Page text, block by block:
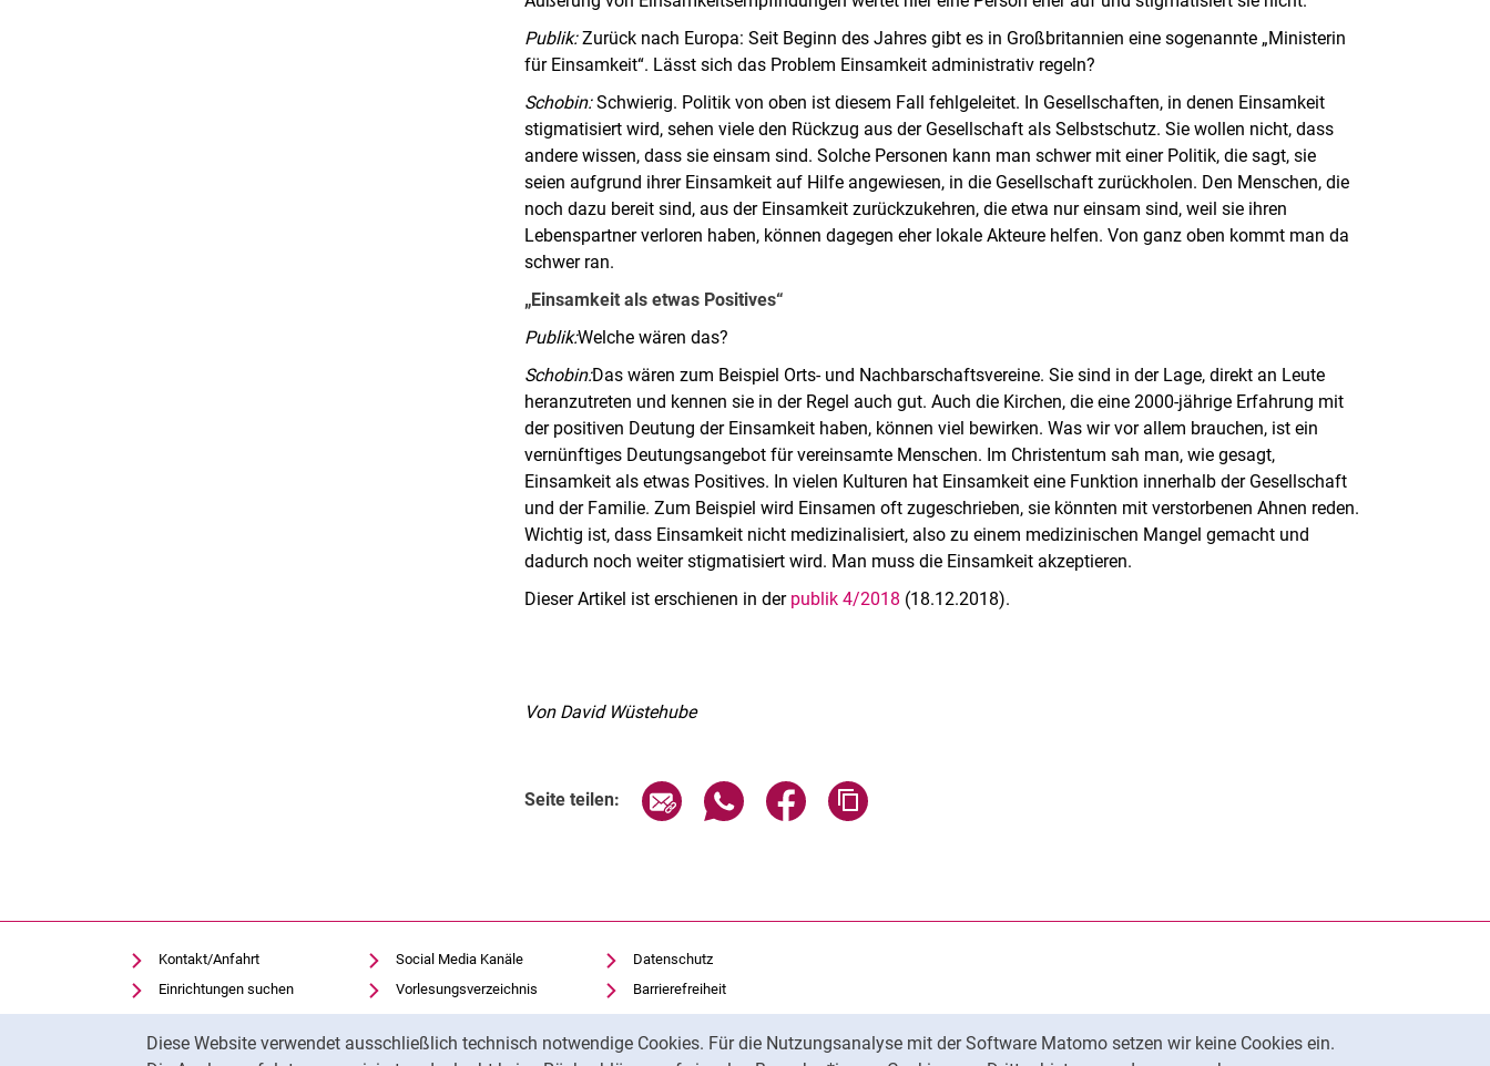
Diese Website verwendet ausschließlich technisch notwendige Cookies. Für die Nutzungsanalyse mit der Software Matomo setzen wir keine Cookies ein.
Publik:Zurück nach Europa: Seit Beginn des Jahres gibt es in Großbritannien eine sogenannte „Ministerin
für Einsamkeit“. Lässt sich das Problem Einsamkeit administrativ regeln?
Schobin:Schwierig. Politik von oben ist diesem Fall fehlgeleitet. In Gesellschaften, in denen Einsamkeit
stigmatisiert wird, sehen viele den Rückzug aus der Gesellschaft als Selbstschutz. Sie wollen nicht, dass
andere wissen, dass sie einsam sind. Solche Personen kann man schwer mit einer Politik, die sagt, sie
seien aufgrund ihrer Einsamkeit auf Hilfe angewiesen, in die Gesellschaft zurückholen. Den Menschen, die
noch dazu bereit sind, aus der Einsamkeit zurückzukehren, die etwa nur einsam sind, weil sie ihren
Lebenspartner verloren haben, können dagegen eher lokale Akteure helfen. Von ganz oben kommt man da
schwer ran.
„Einsamkeit als etwas Positives“
Publik:Welche wären das?
Schobin:Das wären zum Beispiel Orts- und Nachbarschaftsvereine. Sie sind in der Lage, direkt an Leute
heranzutreten und kennen sie in der Regel auch gut. Auch die Kirchen, die eine 2000-jährige Erfahrung mit
der positiven Deutung der Einsamkeit haben, können viel bewirken. Was wir vor allem brauchen, ist ein
vernünftiges Deutungsangebot für vereinsamte Menschen. Im Christentum sah man, wie gesagt,
Einsamkeit als etwas Positives. In vielen Kulturen hat Einsamkeit eine Funktion innerhalb der Gesellschaft
und der Familie. Zum Beispiel wird Einsamen oft zugeschrieben, sie könnten mit verstorbenen Ahnen reden.
Wichtig ist, dass Einsamkeit nicht medizinalisiert, also zu einem medizinischen Mangel gemacht und
dadurch noch weiter stigmatisiert wird. Man muss die Einsamkeit akzeptieren.
Dieser Artikel ist erschienen in der publik 4/2018 (18.12.2018).
Von David Wüstehube
Seite teilen: Seite über E-Mail teilen
Seite über WhatsApp teilen (externer Link, öffnet neues Fenster)
Seite über Facebook teilen (externer Link, öffnet neues Fenster)
Kontakt/Anfahrt
Einrichtungen suchen
Stellenangebote
Notfall
Social Media Kanäle
Vorlesungsverzeichnis
Moodle
Panopto
Datenschutz
Barrierefreiheit
Transparenter KI-Einsatz
Impressum